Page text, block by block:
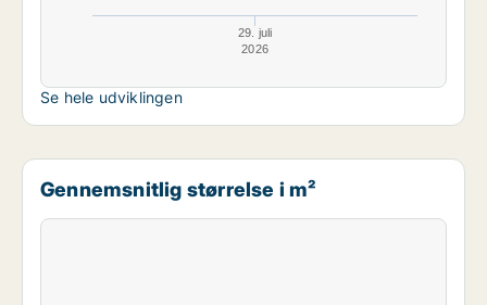
29. juli
2026
Se hele udviklingen
Gennemsnitlig størrelse i m²